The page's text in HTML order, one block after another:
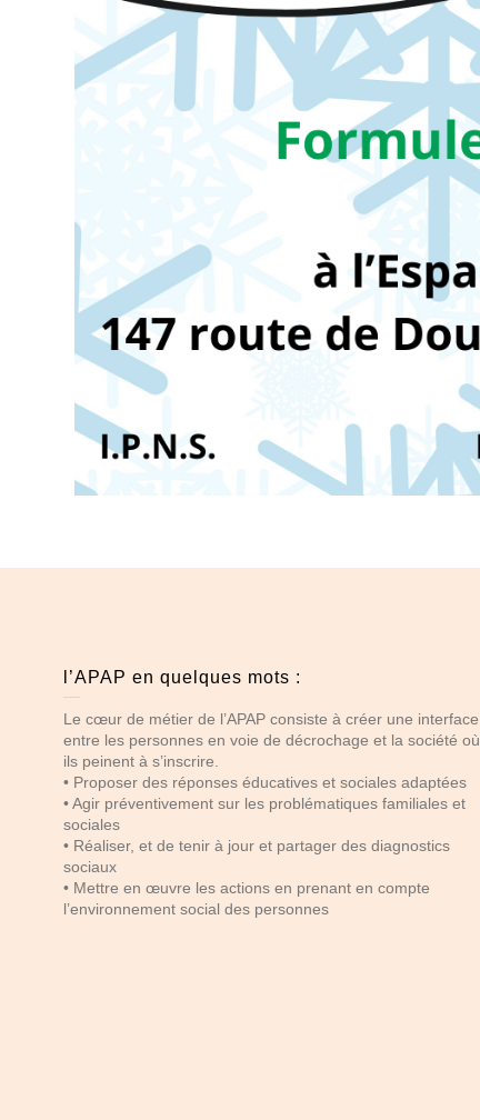
l’APAP en quelques mots :
Le cœur de métier de l’APAP consiste à créer une interface
entre les personnes en voie de décrochage et la société où
ils peinent à s’inscrire.
• Proposer des réponses éducatives et sociales adaptées
• Agir préventivement sur les problématiques familiales et
sociales
• Réaliser, et de tenir à jour et partager des diagnostics
sociaux
• Mettre en œuvre les actions en prenant en compte
l’environnement social des personnes